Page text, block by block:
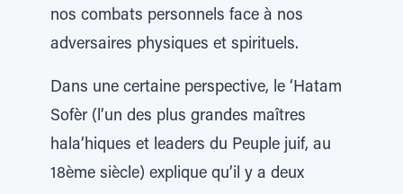
nos combats personnels face à nos
adversaires physiques et spirituels.
Dans une certaine perspective, le ‘Hatam
Sofèr (l’un des plus grandes maîtres
hala’hiques et leaders du Peuple juif, au
18ème siècle) explique qu’il y a deux